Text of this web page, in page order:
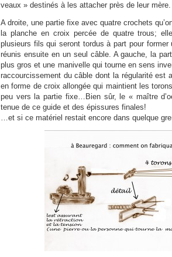
veaux » destinés à les attacher près de leur mère.
A droite, une partie fixe avec quatre crochets
la planche en croix percée de quatre trous;
plusieurs fils qui seront tordus à part pour
réunis ensuite en un seul câble. A gauche, la
plus gros et une manivelle qui tourne en sens
raccourcissement du câble dont la régularité est
en forme de croix allongée qui maintient les
peu vers la partie fixe…Bien sûr, le « maître
tenue de ce guide et des épissures finales!
…et si ce matériel restait encore dans quelque